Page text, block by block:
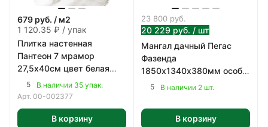
679 руб. / м2
1 120.35 ₽ / упак
Плитка настенная
Пантеон 7 мрамор
27,5х40см цвет белая
1,65 м2/уп
5
В наличии 35 упак.
Арт. 00-002377
В корзину
23 800 руб.
20 229 руб. / шт
Мангал дачный Пегас
Фазенда
1850х1340х380мм особо
прочная котловая сталь
5 В наличии 2 шт.
В корзину